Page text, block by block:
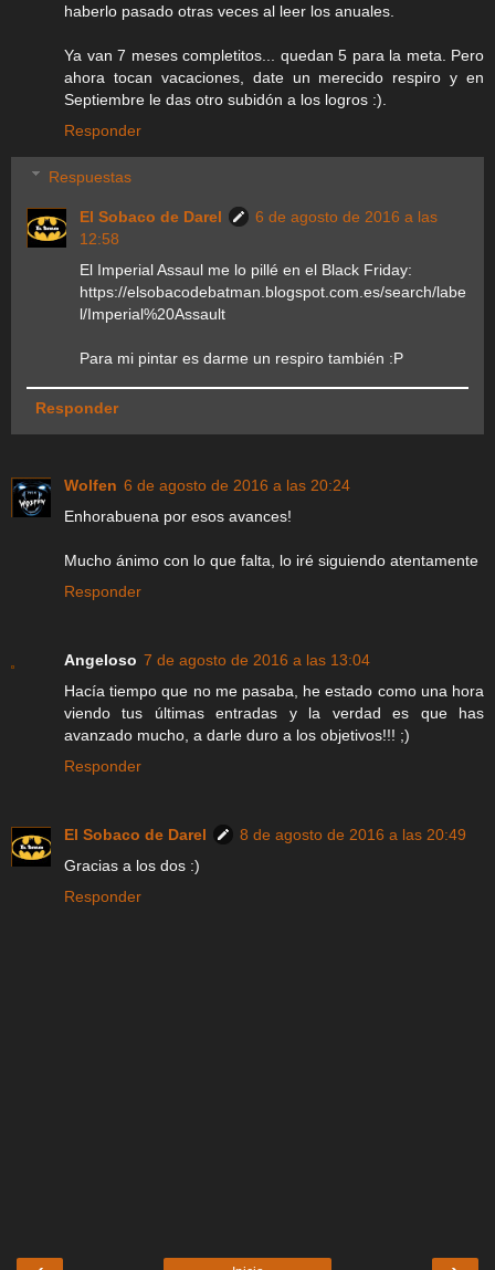
haberlo pasado otras veces al leer los anuales.
Ya van 7 meses completitos... quedan 5 para la meta. Pero
ahora tocan vacaciones, date un merecido respiro y en
Septiembre le das otro subidón a los logros :).
Responder
Respuestas
El Sobaco de Darel
6 de agosto de 2016 a las
12:58
El Imperial Assaul me lo pillé en el Black Friday:
https://elsobacodebatman.blogspot.com.es/search/labe
l/Imperial%20Assault
Para mi pintar es darme un respiro también :P
Responder
Wolfen 6 de agosto de 2016 a las 20:24
Enhorabuena por esos avances!
Mucho ánimo con lo que falta, lo iré siguiendo atentamente
Responder
Angeloso 7 de agosto de 2016 a las 13:04
Hacía tiempo que no me pasaba, he estado como una hora
viendo tus últimas entradas y la verdad es que has
avanzado mucho, a darle duro a los objetivos!!! ;)
Responder
El Sobaco de Darel
8 de agosto de 2016 a las 20:49
Gracias a los dos :)
Responder